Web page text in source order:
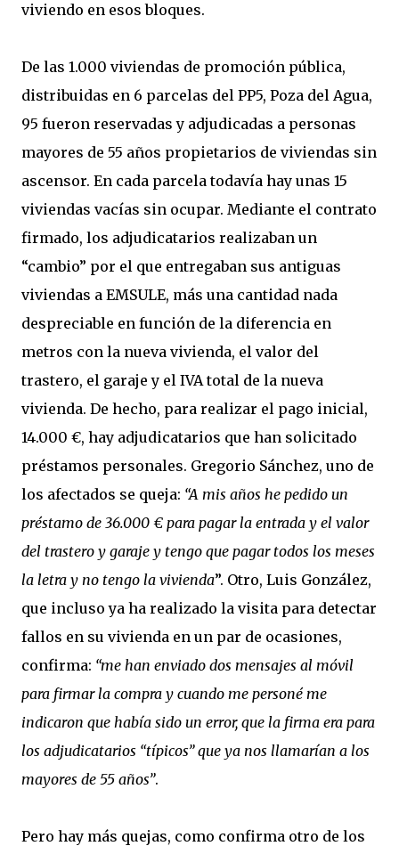
viviendo en esos bloques.
De las 1.000 viviendas de promoción pública,
distribuidas en 6 parcelas del PP5, Poza del Agua,
95 fueron reservadas y adjudicadas a personas
mayores de 55 años propietarios de viviendas sin
ascensor. En cada parcela todavía hay unas 15
viviendas vacías sin ocupar. Mediante el contrato
firmado, los adjudicatarios realizaban un
“cambio” por el que entregaban sus antiguas
viviendas a EMSULE, más una cantidad nada
despreciable en función de la diferencia en
metros con la nueva vivienda, el valor del
trastero, el garaje y el IVA total de la nueva
vivienda. De hecho, para realizar el pago inicial,
14.000 €, hay adjudicatarios que han solicitado
préstamos personales. Gregorio Sánchez, uno de
los afectados se queja: “A mis años he pedido un
préstamo de 36.000 € para pagar la entrada y el valor
del trastero y garaje y tengo que pagar todos los meses
la letra y no tengo la vivienda”. Otro, Luis González,
que incluso ya ha realizado la visita para detectar
fallos en su vivienda en un par de ocasiones,
confirma: “me han enviado dos mensajes al móvil
para firmar la compra y cuando me personé me
indicaron que había sido un error, que la firma era para
los adjudicatarios “típicos” que ya nos llamarían a los
mayores de 55 años”.
Pero hay más quejas, como confirma otro de los